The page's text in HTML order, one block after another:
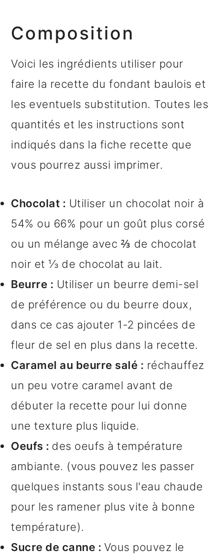
Composition
Voici les ingrédients utiliser pour
faire la recette du fondant baulois et
les eventuels substitution. Toutes les
quantités et les instructions sont
indiqués dans la fiche recette que
vous pourrez aussi imprimer.
Chocolat : Utiliser un chocolat noir à
54% ou 66% pour un goût plus corsé
ou un mélange avec ⅔ de chocolat
noir et ⅓ de chocolat au lait.
Beurre : Utiliser un beurre demi-sel
de préférence ou du beurre doux,
dans ce cas ajouter 1-2 pincées de
fleur de sel en plus dans la recette.
Caramel au beurre salé : réchauffez
un peu votre caramel avant de
débuter la recette pour lui donne
une texture plus liquide.
Oeufs : des oeufs à température
ambiante. (vous pouvez les passer
quelques instants sous l'eau chaude
pour les ramener plus vite à bonne
température).
Sucre de canne : Vous pouvez le